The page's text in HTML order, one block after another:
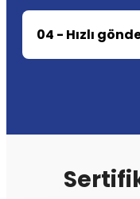
04 - Hızlı